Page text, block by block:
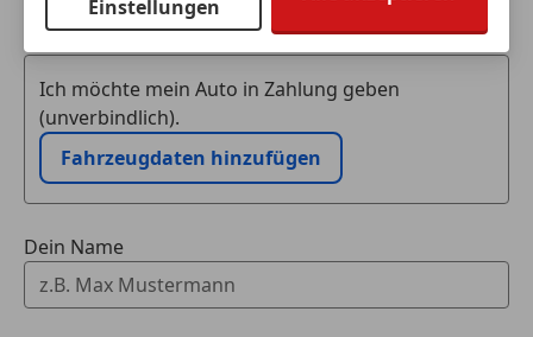
Notrufsystem
Reifendruck Control / Warnung (RDC/RDW)
Seitenairbag
Totwinkel-Assistent
Verkehrszeichenerkennung
Zentralverriegelung
Sonstiges:
Heckwischer
Rücksitzbank geteilt
Reserverad-Abdeckung
Schritt
Ich möchte mein Auto in Zahlung geben
(unverbindlich).
Fahrzeugdaten hinzufügen
Dein Name
Einstellungen